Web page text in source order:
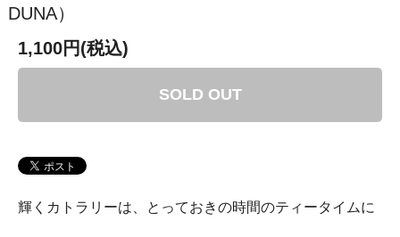
DUNA）
1,100円(税込)
SOLD OUT
輝くカトラリーは、とっておきの時間のティータイムに